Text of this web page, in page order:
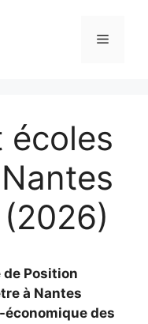
Menu
écoles
de Position
à Nantes
des